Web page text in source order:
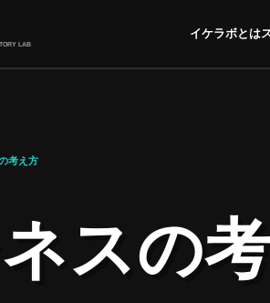
LAB
イケラボとは
考え方
スの